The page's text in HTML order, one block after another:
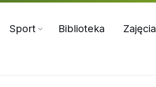
Sport Biblioteka Zajęcia